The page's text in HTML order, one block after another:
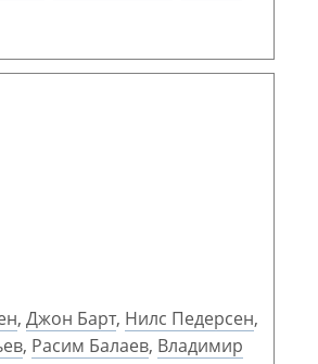
, Джон Барт, Нилс Педерсен,
, Расим Балаев, Владимир